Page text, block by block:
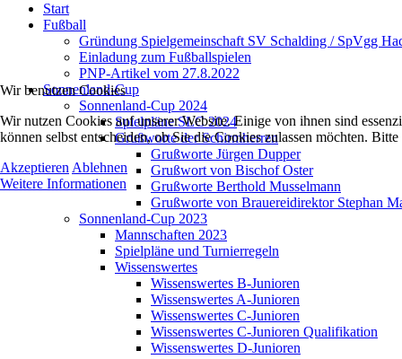
Start
Fußball
Gründung Spielgemeinschaft SV Schalding / SpVgg
Einladung zum Fußballspielen
PNP-Artikel vom 27.8.2022
Sonnenland-Cup
Sonnenland-Cup 2024
Spielpläne SLC 2024
Grußworte der Schirmherren
Grußworte Jürgen Dupper
Grußwort von Bischof Oster
Grußworte Berthold Musselmann
Grußworte von Brauereidirektor Stephan
Sonnenland-Cup 2023
Mannschaften 2023
Spielpläne und Turnierregeln
Wissenswertes
Wissenswertes B-Junioren
Wissenswertes A-Junioren
Wissenswertes C-Junioren
Wissenswertes C-Junioren Qualifikation
Wissenswertes D-Junioren
Wir benutzen Cookies
Wir nutzen Cookies auf unserer Website. Einige von ihnen sind
können selbst entscheiden, ob Sie die Cookies zulassen möchten.
Akzeptieren Ablehnen
Weitere Informationen